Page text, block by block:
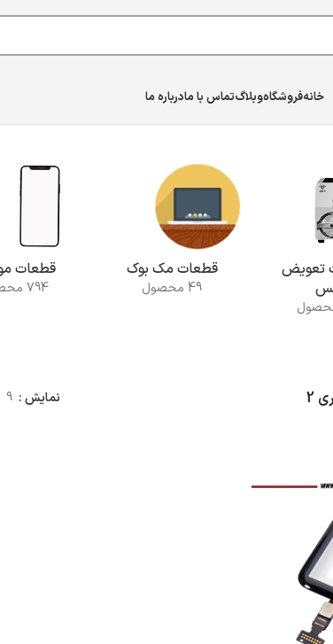
خانهفروشگاهوبلاگتماس با مادرباره ما
تعویض
قطعات مک بوک
49 محصول
قطعات
794 محصول
2 نمایش 9